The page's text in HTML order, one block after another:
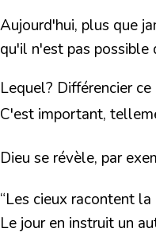
Aujourd'hui, plus que
qu'il n'est pas possible
Lequel? Différencier
C'est important,
Dieu se révèle, par
“Les cieux racontent
Le jour en instruit un